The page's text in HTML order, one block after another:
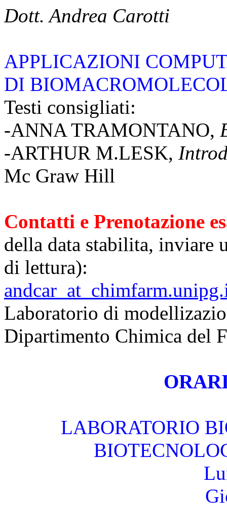
Dott. Andrea Carotti
APPLICAZIONI
DI
Testi consigliati:
-ANNA TRAMONTANO,
-ARTHUR M.LESK,
Mc Graw Hill
Contatti e Prenotazione
della data stabilita, inviare
di lettura):
Laboratorio di
Dipartimento Chimica del
LABORATORIO